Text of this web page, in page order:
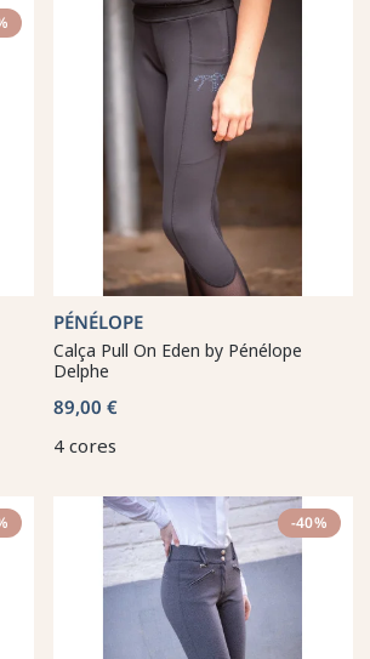
PÉNÉLOPE
Calça Pull On Eden by Pénélope
Delphe
89,00 €
4 cores
-40%